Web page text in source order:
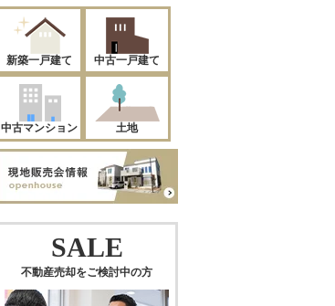
新築一戸建て 中古一戸建て
中古マンション 土地
SALE
不動産売却をご検討中の方